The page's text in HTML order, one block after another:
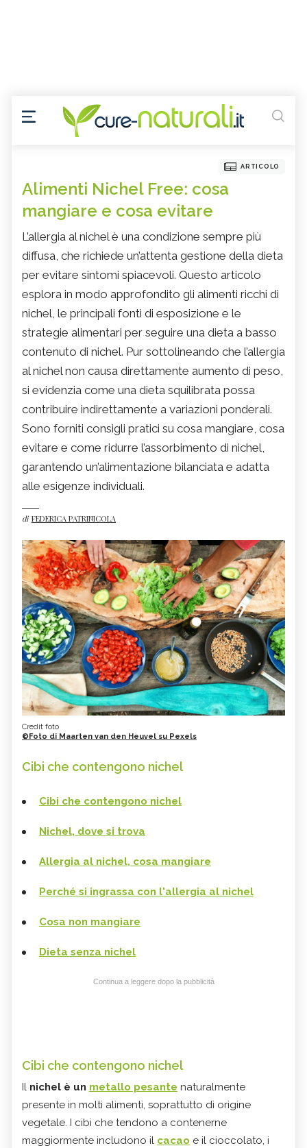
ARTICOLO
Alimenti Nichel Free: cosa
mangiare e cosa evitare
L’allergia al nichel è una condizione sempre più
diffusa, che richiede un’attenta gestione della dieta
per evitare sintomi spiacevoli. Questo articolo
esplora in modo approfondito gli alimenti ricchi di
nichel, le principali fonti di esposizione e le
strategie alimentari per seguire una dieta a basso
contenuto di nichel. Pur sottolineando che l’allergia
al nichel non causa direttamente aumento di peso,
si evidenzia come una dieta squilibrata possa
contribuire indirettamente a variazioni ponderali.
Sono forniti consigli pratici su cosa mangiare, cosa
evitare e come ridurre l’assorbimento di nichel,
garantendo un’alimentazione bilanciata e adatta
alle esigenze individuali.
di FEDERICA PATRINICOLA
Credit foto
©Foto di Maarten van den Heuvel su Pexels
Cibi che contengono nichel
Cibi che contengono nichel
Nichel, dove si trova
Allergia al nichel, cosa mangiare
Perché si ingrassa con l'allergia al nichel
Cosa non mangiare
Dieta senza nichel
Continua a leggere dopo la pubblicità
Cibi che contengono nichel
Il nichel è un metallo pesante naturalmente
presente in molti alimenti, soprattutto di origine
vegetale. I cibi che tendono a contenerne
maggiormente includono il cacao e il cioccolato, i